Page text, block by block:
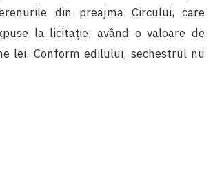
din preajma Circului, care
la licitație, având o valoare de
lei. Conform edilului, sechestrul nu